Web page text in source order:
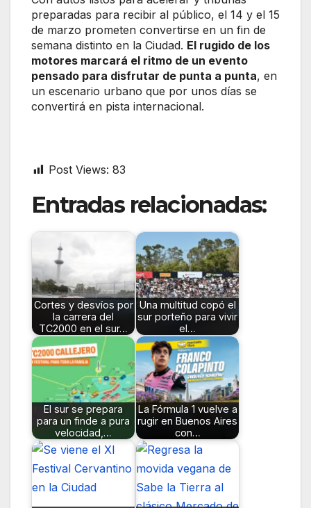
preparadas para recibir al público, el 14 y el 15
de marzo prometen convertirse en un fin de
semana distinto en la Ciudad. El rugido de los
motores marcará el ritmo de un evento
pensado para disfrutar de punta a punta, en
un escenario urbano que por unos días se
convertirá en pista internacional.
Post Views: 83
Entradas relacionadas:
Cortes y desvíos por
la carrera del
TC2000 en el sur…
Una multitud copó el
sur porteño para vivir
el…
El sur se prepara
para un finde a pura
velocidad,…
La Fórmula 1 vuelve a
rugir en Buenos Aires
con…